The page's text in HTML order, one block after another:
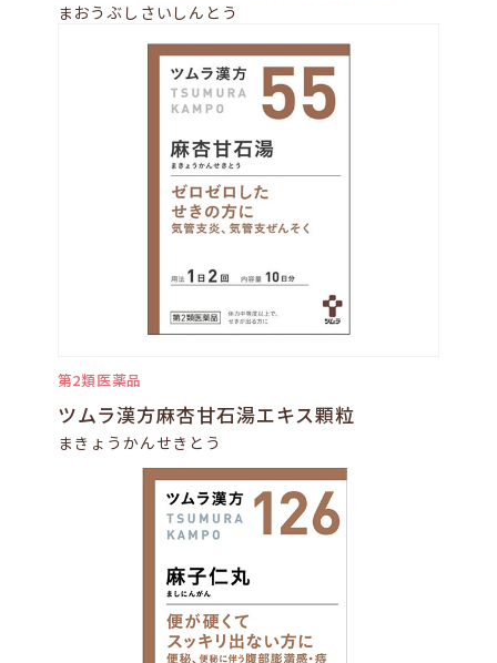
まおうぶしさいしんとう
第2類医薬品
ツムラ漢方麻杏甘石湯エキス顆粒
まきょうかんせきとう